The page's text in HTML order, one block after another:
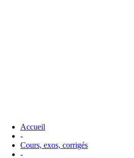
Accueil
-
Cours, exos, corrigés
-